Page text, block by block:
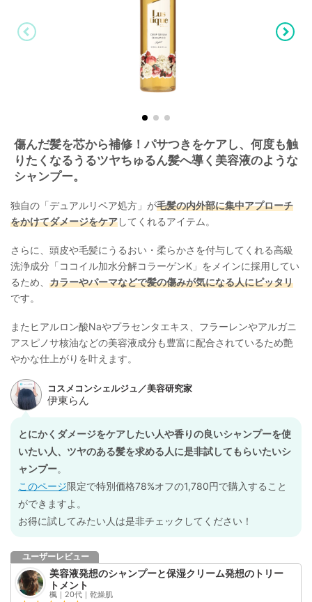
傷んだ髪を芯から補修！パサつきをケアし、何度も触
りたくなるうるツヤちゅるん髪へ導く美容液のような
シャンプー。
独自の「デュアルリペア処方」が毛髪の内外部に集中アプローチ
をかけてダメージをケアしてくれるアイテム。
さらに、頭皮や毛髪にうるおい・柔らかさを付与してくれる高級
洗浄成分「ココイル加水分解コラーゲンK」をメインに採用してい
るため、 カラーやパーマなどで髪の傷みが気になる人にピッタリ
です。
またヒアルロン酸Naやプラセンタエキス、フラーレンやアルガニ
アスピノサ核油などの美容液成分も豊富に配合されているため艶
やかな仕上がりを叶えます。
とにかくダメージをケアしたい人や香りの良いシャンプーを使
いたい人、ツヤのある髪を求める人に是非試してもらいたいシ
ャンプー。
このページ限定で特別価格78%オフの1,780円で購入すること
ができますよ。
お得に試してみたい人は是非チェックしてください！
ユーザーレビュー
美容液発想のシャンプーと保湿クリーム発想のトリー
トメント
楓｜20代｜乾燥肌